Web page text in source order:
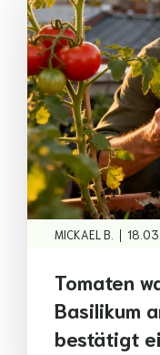
MICKAEL B. |
Tomaten
Basilikum
bestätigt